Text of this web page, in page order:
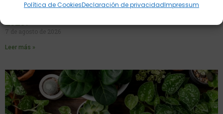
Política de CookiesDeclaración de privacidadImpressum
¿Tienes todo lo necesario para esta vendimia
2026?
7 de agosto de 2026
Leer más »